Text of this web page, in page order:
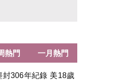
封306年紀錄 美18歲
熱門 一月熱門